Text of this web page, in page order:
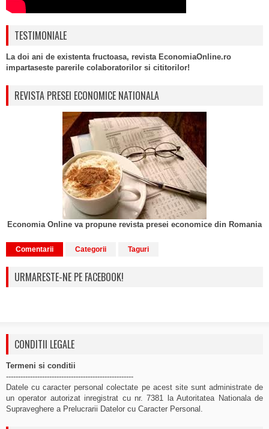
TESTIMONIALE
La doi ani de existenta fructoasa, revista EconomiaOnline.ro
impartaseste parerile colaboratorilor si cititorilor!
REVISTA PRESEI ECONOMICE NATIONALA
Economia Online va propune revista presei economice din Romania
Comentarii Categorii Taguri
URMARESTE-NE PE FACEBOOK!
CONDITII LEGALE
Termeni si conditii
-----------------------------------------------------
Datele cu caracter personal colectate pe acest site sunt administrate de
un operator autorizat inregistrat cu nr. 7381 la Autoritatea Nationala de
Supraveghere a Prelucrarii Datelor cu Caracter Personal.